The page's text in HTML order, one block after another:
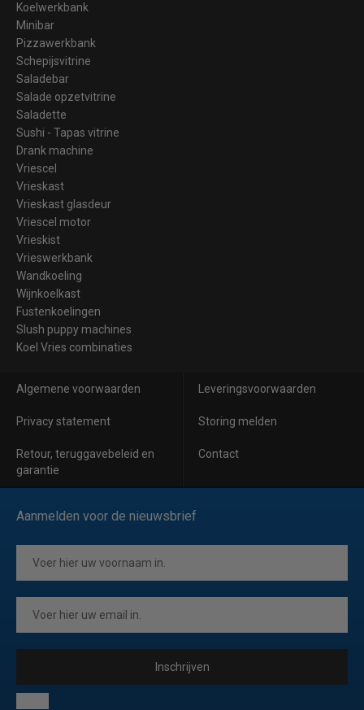
Koelwerkbank
Minibar
Pizzawerkbank
Schepijsvitrine
Saladebar
Salade opzetvitrine
Saladette
Sushi - Tapas vitrine
Drank machine
Vriescel
Vrieskast
Vrieskast glasdeur
Vriescel motor
Vrieskist
Vrieswerkbank
Wandkoeling
Wijnkoelkast
Fustenkoelingen
Slush puppy machines
Koel Vries combinaties
Algemene voorwaarden Leveringsvoorwaarden
Privacy statement Storing melden
Retour, teruggavebeleid en
garantie
Contact
Aanmelden voor de nieuwsbrief
Inschrijven